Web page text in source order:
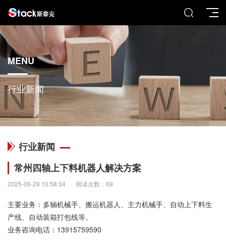
MENU
行业新闻
行业新闻
常州四轴上下料机器人解决方案
2025-06-29 10:58:34 阅读次数：69
主要业务：多轴机械手、搬运机器人、主力机械手、自动上下料生
产线、自动装箱打包线等。
业务咨询电话： 13915759590